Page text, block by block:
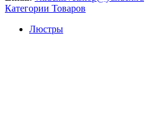
Категории Товаров
Люстры